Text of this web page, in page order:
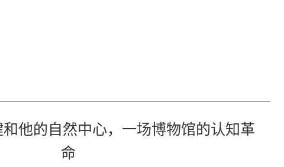
和他的自然中心，一场博物馆的认知革
命